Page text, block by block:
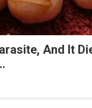
And It